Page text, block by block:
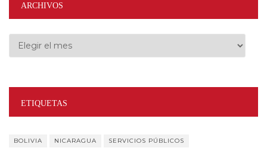
ARCHIVOS
Archivos
ETIQUETAS
BOLIVIA NICARAGUA SERVICIOS PÚBLICOS